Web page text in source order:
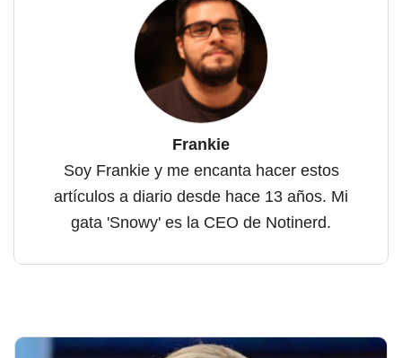
Frankie
Soy Frankie y me encanta hacer estos
artículos a diario desde hace 13 años. Mi
gata 'Snowy' es la CEO de Notinerd.